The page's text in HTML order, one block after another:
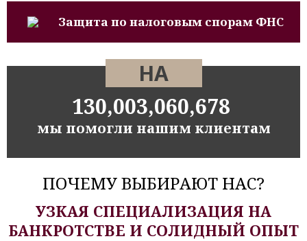
Защита по налоговым спорам ФНС
НА
130,003,060,678
мы помогли нашим клиентам
ПОЧЕМУ ВЫБИРАЮТ НАС?
УЗКАЯ СПЕЦИАЛИЗАЦИЯ НА
БАНКРОТСТВЕ И СОЛИДНЫЙ ОПЫТ